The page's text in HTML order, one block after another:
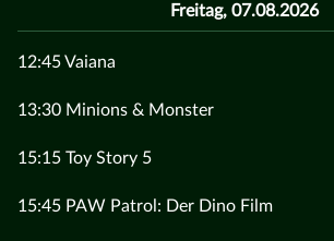
Freitag, 07.08.2026
12:45 Vaiana
13:30 Minions & Monster
15:15 Toy Story 5
15:45 PAW Patrol: Der Dino Film